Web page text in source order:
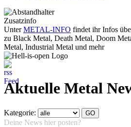
Zusatzinfo
UnterMETAL-INFO findet ihr Infos
zu Black Metal, Death Metal, Doom
Metal, Industrial Metal und mehr
Aktuelle Metal
Kategorie:
Deine News hier posten?